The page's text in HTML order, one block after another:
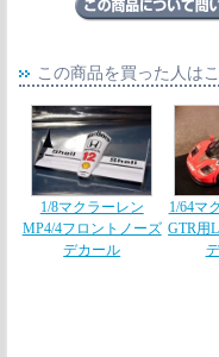
この商品を買った人は
1/8マクラーレン
MP4/4フロントノーズ
デカール
1/64マ
GTR用